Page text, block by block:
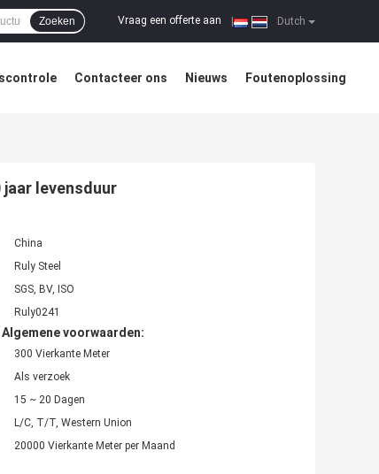
Dutch
Vraag een offerte aan
Zoeken
Contacteer ons Nieuws Foutenoplossing
levensduur
China
Ruly Steel
SGS, BV, ISO
Ruly0241
voorwaarden:
300 Vierkante Meter
Als verzoek
15 ~ 20 Dagen
L/C, T/T, Western Union
20000 Vierkante Meter per Maand